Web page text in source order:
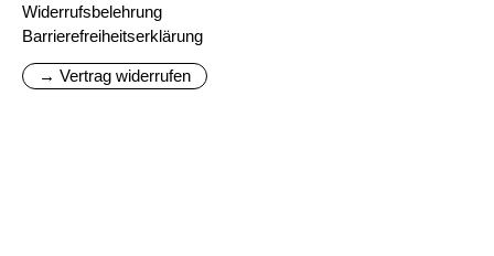
Widerrufsbelehrung
Barrierefreiheitserklärung
→ Vertrag widerrufen